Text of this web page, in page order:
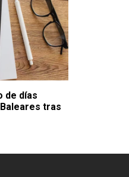
de días
tras